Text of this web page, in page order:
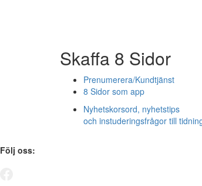
Skaffa 8 Sidor
Prenumerera/Kundtjänst
8 Sidor som app
Nyhetskorsord, nyhetstips
och instuderingsfrågor till
Följ oss: